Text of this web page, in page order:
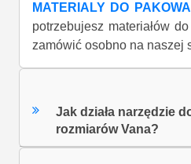
MATERIALY DO
potrzebujesz materiałów
zamówić osobno na naszej
Jak działa narzędzie
rozmiarów Vana?